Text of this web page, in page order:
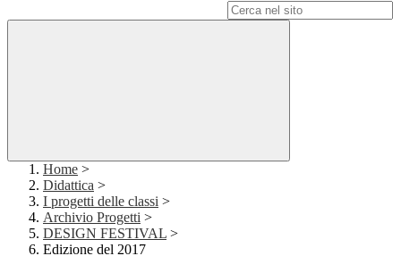
Home >
Didattica >
I progetti delle classi >
Archivio Progetti >
DESIGN FESTIVAL >
Edizione del 2017